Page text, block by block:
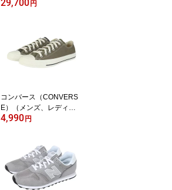
ス（ASICS）（メンズ、
ピード スカイ トウキョ
ウ ライトブルー 1013A1
62.400 スポーツ シュー
29,700 円
コンバース（CONVERS
E）（メンズ、レディー
ス）スニーカー キャンパ
リーブ 31315851 カジュ
アルシューズ
4,990 円